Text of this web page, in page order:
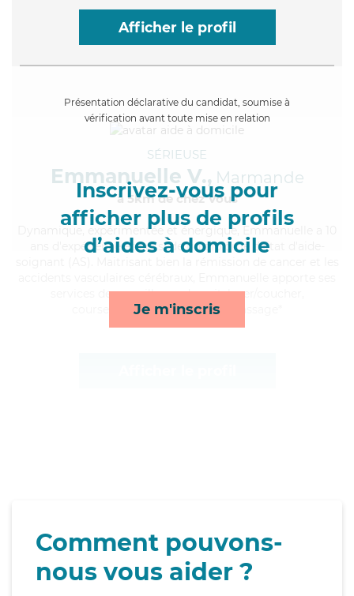
Afficher le profil
Présentation déclarative du candidat, soumise à
vérification avant toute mise en relation
Inscrivez-vous pour
afficher plus de profils
d’aides à domicile
Je m'inscris
SÉRIEUSE
Emmanuelle V., Marmande
à 5km de chez Vous
, expérimentée et énergique, Emmanuelle a 10
ans d'expérience et possède un diplôme d'Etat d'aide-
services de surveillance de nuit, lever/coucher,
courses/livraison et lessive/repassage*
Comment pouvons-
nous vous aider ?